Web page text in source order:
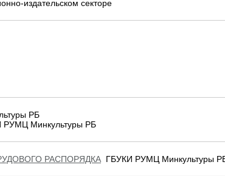
издательском секторе
РБ
РУМЦ Минкультуры РБ
РАСПОРЯДКА ГБУКИ РУМЦ Минкультуры